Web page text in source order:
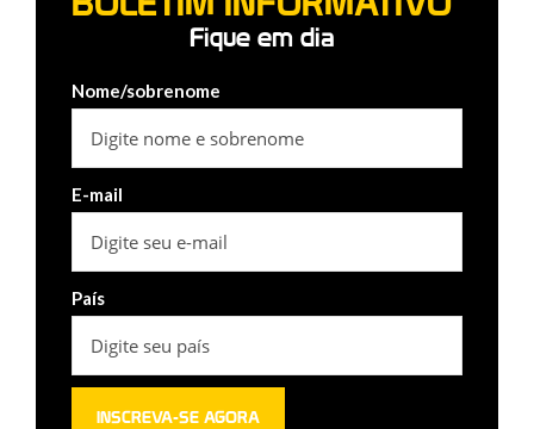
Fique em dia
Nome/sobrenome
E-mail
País